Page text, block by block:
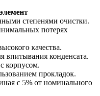
степенями очистки.
потерях
качества.
конденсата.
корпусом.
прокладок.
с 5% от номинального